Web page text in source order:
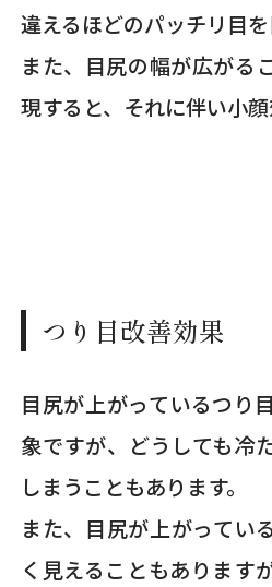
違えるほどのパッチリ目を
また、目尻の幅が広がる
現すると、それに伴い小顔
つり目改善効果
目尻が上がっているつり
象ですが、どうしても冷
しまうこともあります。
また、目尻が上がってい
く見えることもあります